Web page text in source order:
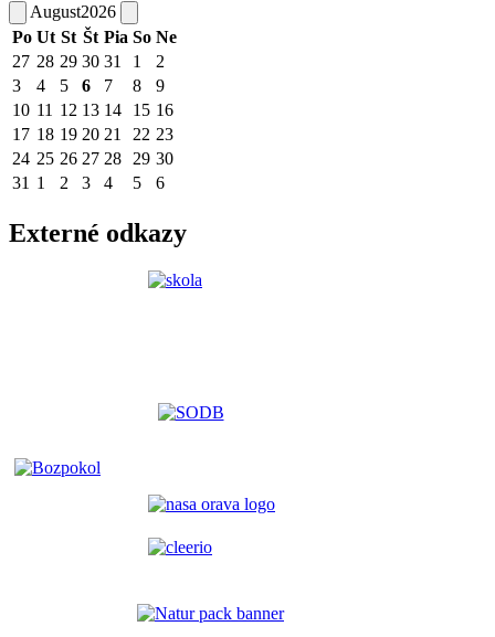
August2026
Po Ut St Št Pia So Ne
27 28 29 30 31 1
2
3
4 5 6 7 8
9
10 11 12 13 14 15 16
17 18 19 20 21 22 23
24 25 26 27 28 29 30
31 1 2 3 4 5 6
Externé odkazy